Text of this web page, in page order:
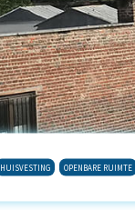
HUISVESTING OPENBARE RUIMTE